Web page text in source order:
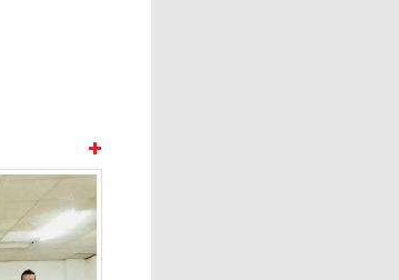
Jugando a mirar: Cine, juego y barrio en La Habana
Vieja